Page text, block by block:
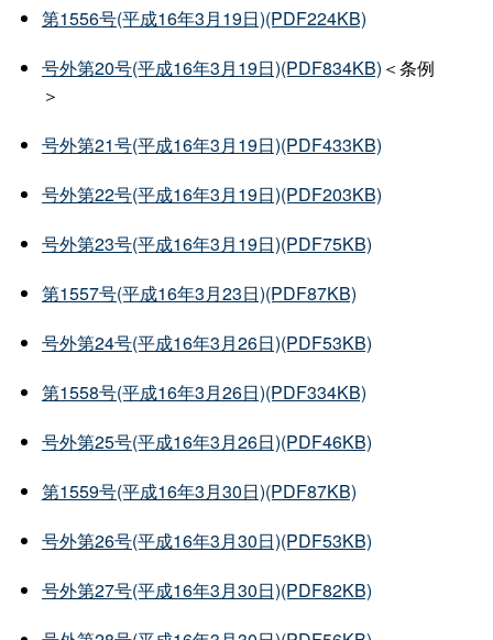
第1556号(平成16年3月19日)(PDF224KB)
号外第20号(平成16年3月19日)(PDF834KB) ＜条例
＞
号外第21号(平成16年3月19日)(PDF433KB)
号外第22号(平成16年3月19日)(PDF203KB)
号外第23号(平成16年3月19日)(PDF75KB)
第1557号(平成16年3月23日)(PDF87KB)
号外第24号(平成16年3月26日)(PDF53KB)
第1558号(平成16年3月26日)(PDF334KB)
号外第25号(平成16年3月26日)(PDF46KB)
第1559号(平成16年3月30日)(PDF87KB)
号外第26号(平成16年3月30日)(PDF53KB)
号外第27号(平成16年3月30日)(PDF82KB)